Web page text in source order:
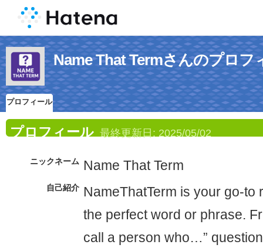
Name That Termさんのプロフ
プロフィール
プロフィール 最終更新日: 2025/05/02
ニックネーム Name That Term
自己紹介 NameThatTerm is your
the perfect word or phrase.
call a person who…”